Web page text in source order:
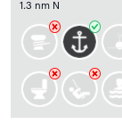
1.3 nm N